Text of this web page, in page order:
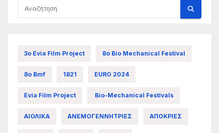
3ο Evia Film Project 8ο Bio Mechanical Festival
8ο Bmf 1821 EURO 2024
Evia Film Project Bio-Mechanical Festivals
ΑΙΟΛΙΚΑ ΑΝΕΜΟΓΕΝΝΗΤΡΙΕΣ ΑΠΟΚΡΙΕΣ